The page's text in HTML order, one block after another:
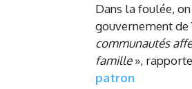
Dans la foulée,
gouvernement de
communautés
famille»,
patron